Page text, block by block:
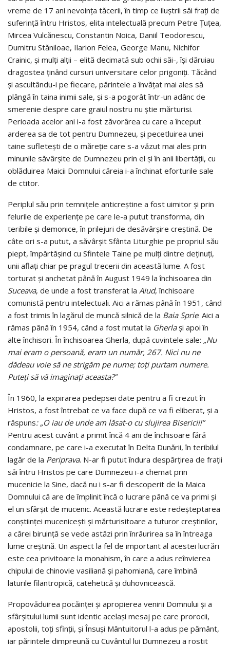
vreme de 17 ani nevoinţa tăcerii, în timp ce iluştrii săi fraţi de
suferinţă întru Hristos, elita intelectuală precum Petre Ţuţea,
Mircea Vulcănescu, Constantin Noica, Daniil Teodorescu,
Dumitru Stăniloae, Ilarion Felea, George Manu, Nichifor
Crainic, şi mulţi alţii – elită decimată sub ochii săi-, îşi dăruiau
dragostea ţinând cursuri universitare celor prigoniţi. Tăcând
şi ascultându-i pe fiecare, părintele a învăţat mai ales să
plângă în taina inimii sale, şi s-a pogorât într-un adânc de
smerenie despre care graiul nostru nu ştie mărturisi.
Perioada acelor ani i-a fost zăvorârea cu care a început
arderea sa de tot pentru Dumnezeu, şi pecetluirea unei
taine sufleteşti de o măreţie care s-a văzut mai ales prin
minunile săvârşite de Dumnezeu prin el şi în anii libertăţii, cu
oblăduirea Maicii Domnului căreia i-a închinat eforturile sale
de ctitor.
Periplul său prin temniţele anticreştine a fost uimitor şi prin
felurile de experienţe pe care le-a putut transforma, din
teribile şi demonice, în prilejuri de desăvârşire creştină. De
câte ori s-a putut, a săvârşit Sfânta Liturghie pe propriul său
piept, împărtăşind cu Sfintele Taine pe mulţi dintre deţinuţi,
unii aflaţi chiar pe pragul trecerii din această lume. A fost
torturat şi anchetat până în August 1949 la închisoarea din
Suceava, de unde a fost transferat la Aiud, închisoare
comunistă pentru intelectuali. Aici a rămas până în 1951, când
a fost trimis în lagărul de muncă silnică de la Baia Sprie. Aici a
rămas până în 1954, când a fost mutat la Gherlaşi apoi în
alte închisori. În închisoarea Gherla, după cuvintele sale: „Nu
mai eram o persoană, eram un număr, 267. Nici nu ne
dădeau voie să ne strigăm pe nume; toţi purtam numere.
Puteţi să vă imaginaţi aceasta?”
În 1960, la expirarea pedepsei date pentru a fi crezut în
Hristos, a fost întrebat ce va face după ce va fi eliberat, şi a
răspuns: „O iau de unde am lăsat-o cu slujirea Bisericii!”
Pentru acest cuvânt a primit încă 4 ani de închisoare fără
condamnare, pe care i-a executat în Delta Dunării, în teribilul
lagăr de la Periprava. N-ar fi putut îndura despărţirea de fraţii
săi întru Hristos pe care Dumnezeu i-a chemat prin
mucenicie la Sine, dacă nu i s-ar fi descoperit de la Maica
Domnului că are de împlinit încă o lucrare până ce va primi şi
el un sfârşit de mucenic. Această lucrare este redeşteptarea
conştiinţei muceniceşti şi mărturisitoare a tuturor creştinilor,
a cărei biruinţă se vede astăzi prin înrâurirea sa în întreaga
lume creştină. Un aspect la fel de important al acestei lucrări
este cea privitoare la monahism, în care a adus reînvierea
chipului de chinovie vasiliană şi pahomiană, care îmbină
laturile filantropică, catehetică şi duhovnicească.
Propovăduirea pocăinţei şi apropierea venirii Domnului şi a
sfârşitului lumii sunt identic acelaşi mesaj pe care prorocii,
apostolii, toţi sfinţii, şi Însuşi Mântuitorul l-a adus pe pământ,
iar părintele dimpreună cu Cuvântul lui Dumnezeu a rostit